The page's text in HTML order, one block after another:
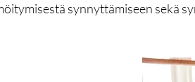
synnyttämiseen sekä